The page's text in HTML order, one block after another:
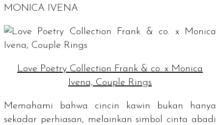
MONICA IVENA
Love Poetry Collection Frank & co. x Monica
Ivena, Couple Rings
Memahami bahwa cincin kawin bukan hanya
sekadar perhiasan, melainkan simbol cinta abadi